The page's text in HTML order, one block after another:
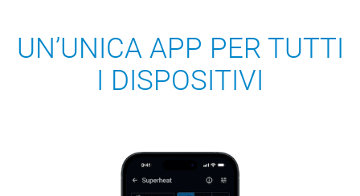
UN’UNICA APP PER TUTTI
I DISPOSITIVI